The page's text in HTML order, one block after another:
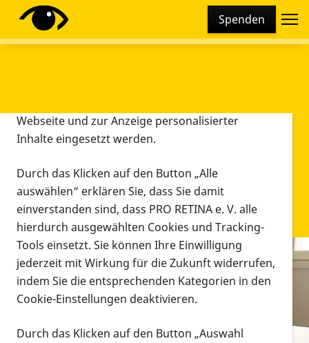
Spenden
Infomaterial
Infomaterial
Vorlesen
Diese Webseite setzt verschiedene Cookies und
Tracking-Tools ein. Dies beinhaltet Cookies und
Webseite und zur Anzeige personalisierter
Inhalte eingesetzt werden.
Durch das Klicken auf den Button „Alle
auswählen“ erklären Sie, dass Sie damit
einverstanden sind, dass PRO RETINA e. V. alle
hierdurch ausgewählten Cookies und Tracking-
Tools einsetzt. Sie können Ihre Einwilligung
jederzeit mit Wirkung für die Zukunft widerrufen,
indem Sie die entsprechenden Kategorien in den
Cookie-Einstellungen deaktivieren.
Durch das Klicken auf den Button „Auswahl